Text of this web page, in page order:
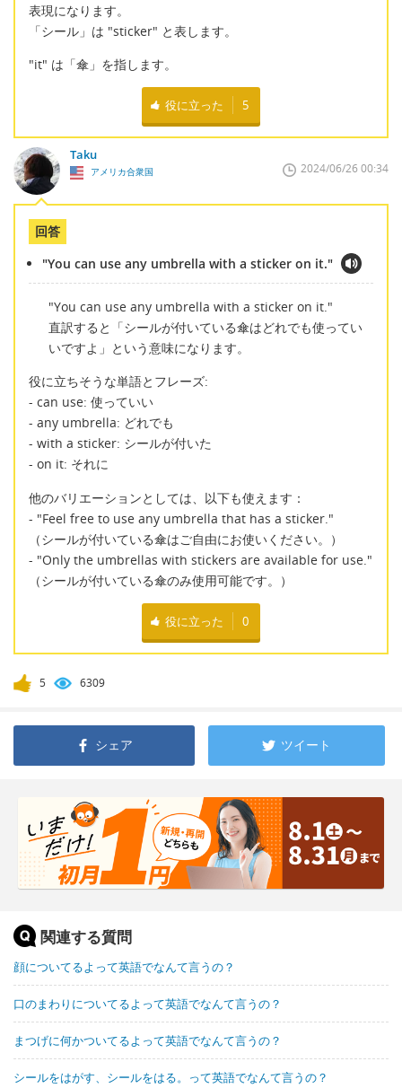
表現になります。
「シール」は "sticker" と表します。
"it" は「傘」を指します。
役に立った 5
Taku
アメリカ合衆国 2024/06/26 00:34
回答
"You can use any umbrella with a sticker on it."
"You can use any umbrella with a sticker on it."
直訳すると「シールが付いている傘はどれでも使ってい
いですよ」という意味になります。
役に立ちそうな単語とフレーズ:
- can use: 使っていい
- any umbrella: どれでも
- with a sticker: シールが付いた
- on it: それに
他のバリエーションとしては、以下も使えます：
- "Feel free to use any umbrella that has a sticker."
（シールが付いている傘はご自由にお使いください。）
- "Only the umbrellas with stickers are available for use."
（シールが付いている傘のみ使用可能です。）
役に立った 0
5 6309
シェア ツイート
関連する質問
顔についてるよって英語でなんて言うの？
口のまわりについてるよって英語でなんて言うの？
まつげに何かついてるよって英語でなんて言うの？
シールをはがす、シールをはる。って英語でなんて言うの？